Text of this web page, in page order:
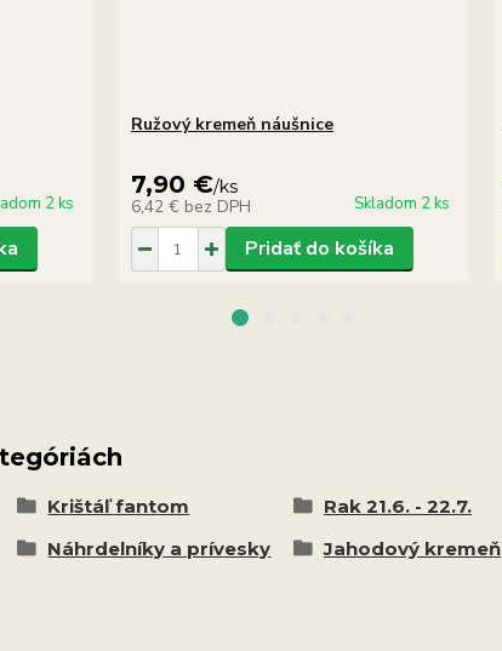
2 ks
Ružový kremeň náušnice
7,90 €/ks
6,42 € bez DPH Skladom 2 ks
Pridať do košíka
Krištáľ fantom Rak 21.6. - 22.7.
Náhrdelníky a prívesky Jahodový kremeň